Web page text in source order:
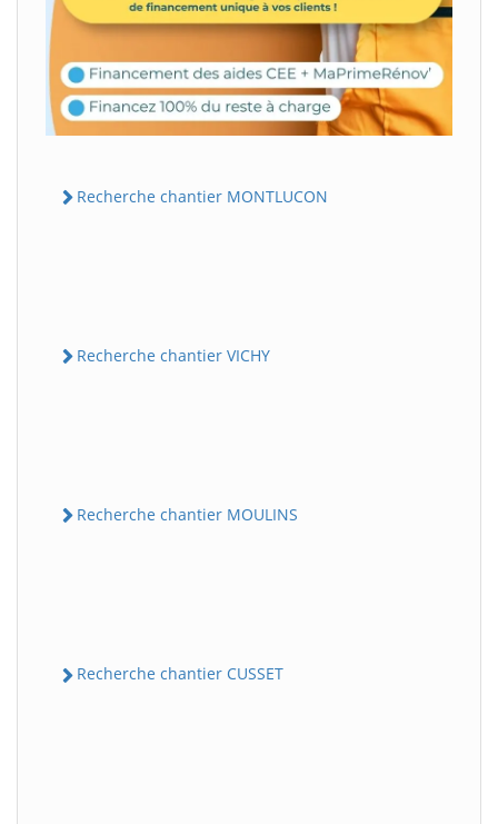
Recherche chantier MONTLUCON
Recherche chantier VICHY
Recherche chantier MOULINS
Recherche chantier CUSSET